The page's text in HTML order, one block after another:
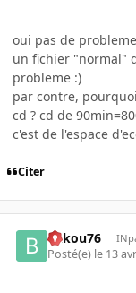
oui pas de
un fichier "normal"
probleme :)
par contre,
cd ? cd de
c'est de l'espace
Citer
bakou76
Posté(e) le 13